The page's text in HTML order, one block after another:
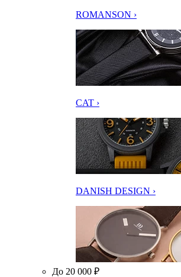
ROMANSON ›
CAT ›
DANISH DESIGN ›
До 20 000 ₽